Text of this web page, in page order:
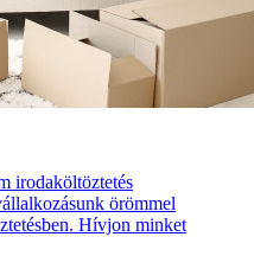
irodaköltöztetés
örömmel
Hívjon minket